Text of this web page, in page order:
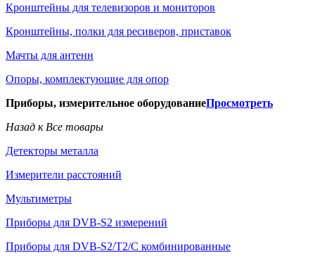
Кронштейны для телевизоров и мониторов
Кронштейны, полки для ресиверов, приставок
Мачты для антенн
Опоры, комплектующие для опор
Приборы, измерительное оборудованиеПросмотреть
Назад к Все товары
Детекторы металла
Измерители расстояний
Мультиметры
Приборы для DVB-S2 измерений
Приборы для DVB-S2/T2/C комбинированные